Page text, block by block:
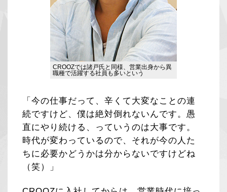
CROOZでは諸戸氏と同様、営業出身から異
職種で活躍する社員も多いという
「今の仕事だって、辛くて大変なことの連
続ですけど、僕は絶対倒れないんです。愚
直にやり続ける、っていうのは大事です。
時代が変わっているので、それが今の人た
ちに必要かどうかは分からないですけどね
（笑）」